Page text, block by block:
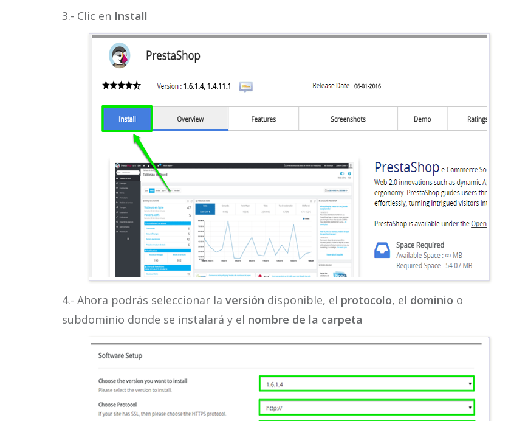
3.- Clic en Install
4.- Ahora podrás seleccionar la versión disponible, el protocolo, el dominio o
subdominio donde se instalará y el nombre de la carpeta